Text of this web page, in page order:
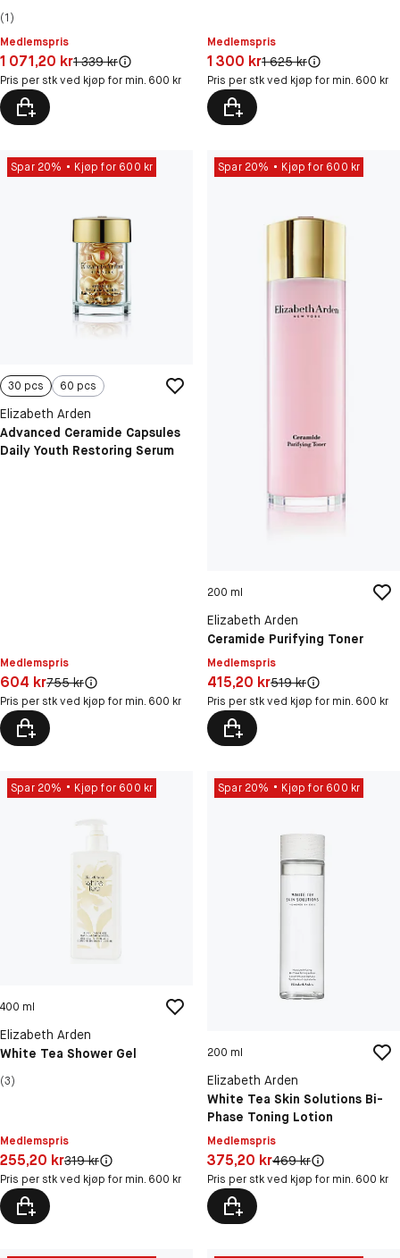
(1)
Medlemspris
Pris: 1 071,20 kr
1 071,20 krOriginal pris:
1 339 kr
Pris per stk ved kjøp for min. 600 kr
Medlemspris
Pris: 1 300 kr
1 300 krOriginal pris:
1 625 kr
Pris per stk ved kjøp for min. 600 kr
Spar 20% Kjøp for 600 kr
30 pcs 60 pcs
Elizabeth Arden
Advanced Ceramide Capsules
Daily Youth Restoring Serum
Medlemspris
Pris: 604 kr
604 krOriginal pris:
755 kr
Pris per stk ved kjøp for min. 600 kr
Spar 20% Kjøp for 600 kr
200 ml
Elizabeth Arden
Ceramide Purifying Toner
Medlemspris
Pris: 415,20 kr
415,20 krOriginal pris:
519 kr
Pris per stk ved kjøp for min. 600 kr
Spar 20% Kjøp for 600 kr
400 ml
Elizabeth Arden
White Tea Shower Gel
(3)
Medlemspris
Pris: 255,20 kr
255,20 krOriginal pris:
319 kr
Pris per stk ved kjøp for min. 600 kr
Spar 20% Kjøp for 600 kr
200 ml
Elizabeth Arden
White Tea Skin Solutions Bi-
Phase Toning Lotion
Medlemspris
Pris: 375,20 kr
375,20 krOriginal pris:
469 kr
Pris per stk ved kjøp for min. 600 kr